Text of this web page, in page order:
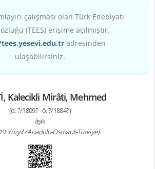
çalışması olan Türk Edebiyatı
(TEES) erişime açılmıştır.
adresinden
ulaşabilirsiniz.
Kalecikli Mirâti, Mehmed
(d. ?/1809? - ö. ?/1884?)
âşık
Yüzyıl / Anadolu-Osmanlı-Türkiye)